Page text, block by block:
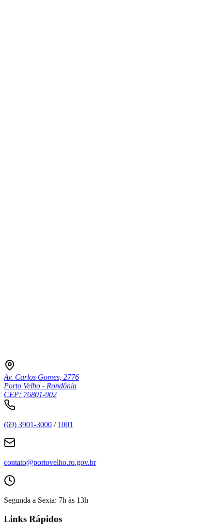
Av. Carlos Gomes, 2776
Porto Velho - Rondônia
CEP: 76801-902
(69) 3901-3000 / 1001
contato@portovelho.ro.gov.br
Segunda a Sexta: 7h às 13h
Links Rápidos